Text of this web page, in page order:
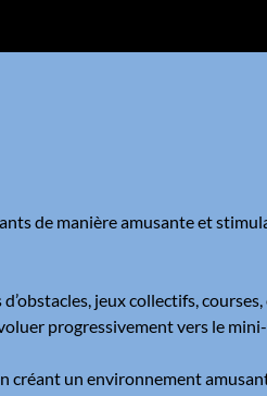
de manière amusante et
jeux collectifs,
progressivement vers le
créant un environnement